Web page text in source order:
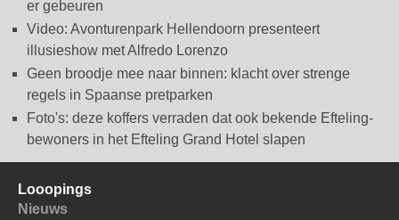
er gebeuren
Video: Avonturenpark Hellendoorn presenteert
illusieshow met Alfredo Lorenzo
Geen broodje mee naar binnen: klacht over strenge
regels in Spaanse pretparken
Foto's: deze koffers verraden dat ook bekende Efteling-
bewoners in het Efteling Grand Hotel slapen
Looopings
Nieuws